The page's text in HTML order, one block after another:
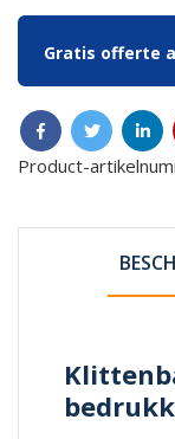
Gratis offerte
Product-